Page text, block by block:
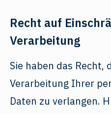
Recht auf
Verarbeitung
Sie haben das Recht,
Verarbeitung Ihrer
Daten zu verlangen.